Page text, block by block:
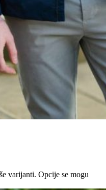
varijanti. Opcije se mogu